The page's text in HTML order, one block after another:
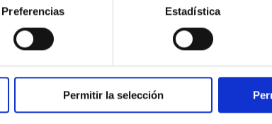
Preferencias Estadística
Permitir la selección
anunciadas hoy por el Gobierno de la
el Palau de la Música Catalana
musicales complementarias a partir